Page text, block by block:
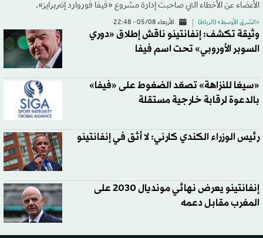
الأعضاء عن الأخطاء التي صاحبت إدارة مشروع «فيفا فوروارد إنتربرايز».
«الشرق الأوسط» (الرباط) الأربعاء 05/08 - 22:48
وثيقة تكشف: إنفانتينو ناقش إطلاق «دوري
السوبر الأوروبي» تحت اسم فيفا
«سيغا للنزاهة» تصعّد الضغوط على «فيفا»
بالدعوة لرقابة خارجية مستقلة
رئيس الوزراء الكندي كارني: لا أثق في إنفانتينو
إنفانتينو يعرض نهائي مونديال 2030 على
المغرب مقابل دعمه